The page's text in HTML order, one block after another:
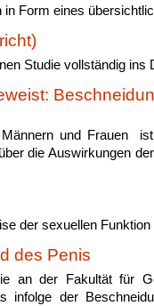
Form eines
Studie vollständig ins
und Frauen
die Auswirkungen
der sexuellen Funktion
des Penis
an der Fakultät für
infolge der